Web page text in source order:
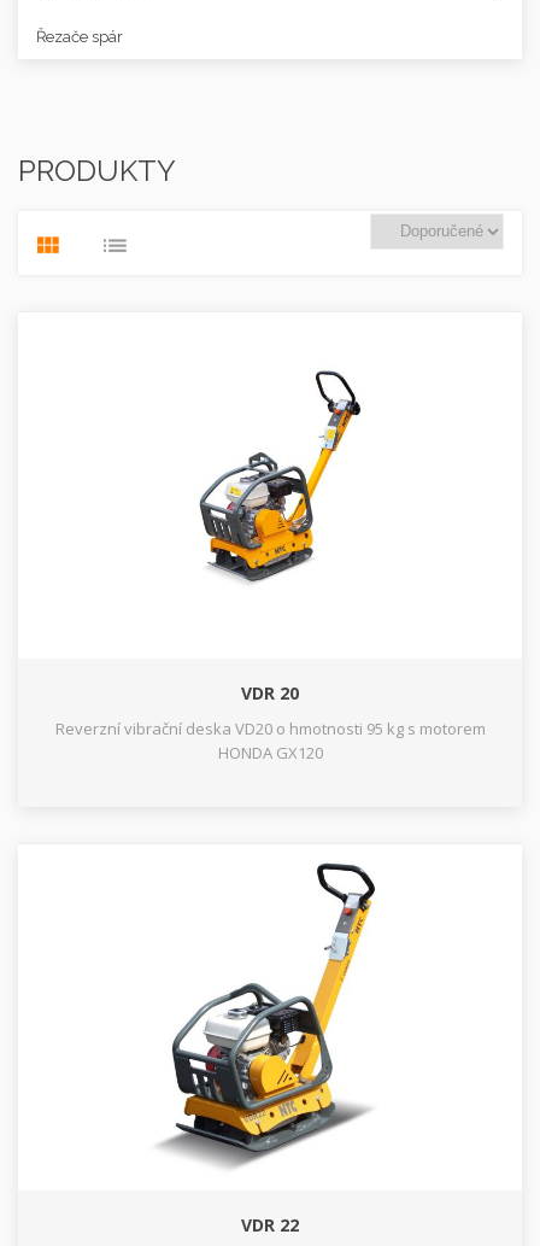
Řezače spár
PRODUKTY
VDR 20
Reverzní vibrační deska VD20 o hmotnosti 95 kg s motorem
HONDA GX120
VDR 22